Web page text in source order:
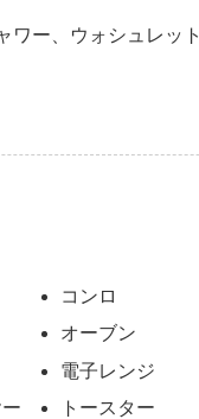
ワー、ウォシュレット
コンロ
オーブン
電子レンジ
トースター